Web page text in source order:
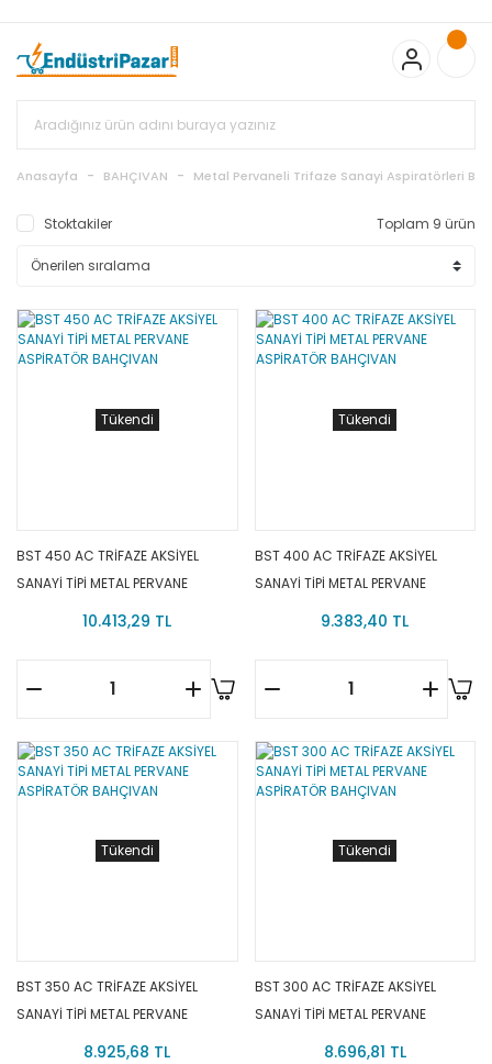
Bayonet J Tip Termokupul Ürünlerinde 50 Adet Alımlarda
Sepette Ekstra %5 İskonto...
50.000,00TL ve Üzeri EMKO Ürünleri
Alışverişlerinizde Sepette %5 EK İNDİRİM...
%15 İskonto... 50.000,00TL ve Üzeri GEMO Ürünleri
Alışverişlerinizde Sepette %3 EK İNDİRİM...
Standart Bayonet J Tip Termokupul Ürünlerinde 100 Adet
Anasayfa BAHÇIVAN Metal Pervaneli Trifaze Sanayi Aspiratörleri
Stoktakiler Toplam 9 ürün
Tükendi
BST 450 AC TRİFAZE AKSİYEL
SANAYİ TİPİ METAL PERVANE
ASPİRATÖR BAHÇIVAN
10.413,29 TL
Tükendi
BST 400 AC TRİFAZE AKSİYEL
SANAYİ TİPİ METAL PERVANE
ASPİRATÖR BAHÇIVAN
9.383,40 TL
Tükendi
BST 350 AC TRİFAZE AKSİYEL
SANAYİ TİPİ METAL PERVANE
ASPİRATÖR BAHÇIVAN
8.925,68 TL
Tükendi
BST 300 AC TRİFAZE AKSİYEL
SANAYİ TİPİ METAL PERVANE
ASPİRATÖR BAHÇIVAN
8.696,81 TL